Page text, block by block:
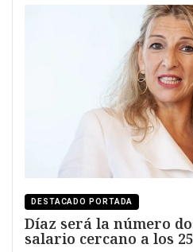
DESTACADO PORTADA
Díaz será la número
salario cercano a los